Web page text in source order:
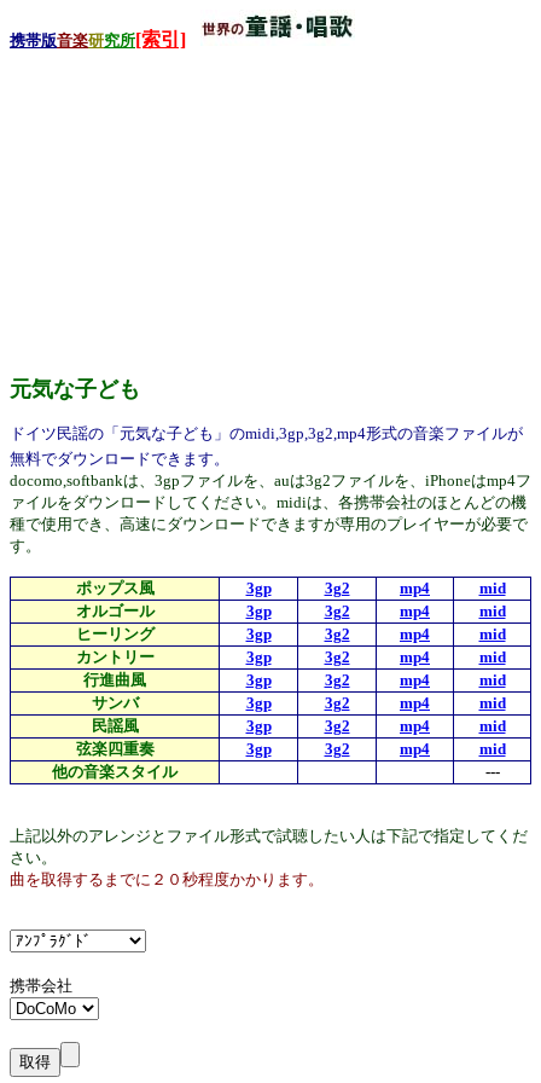
携帯版音楽研究所[索引]
元気な子ども
ドイツ民謡の「元気な子ども」のmidi,3gp,3g2,mp4形式の音楽ファイルが
無料でダウンロードできます。
docomo,softbankは、3gpファイルを、auは3g2ファイルを、iPhoneはmp4フ
ァイルをダウンロードしてください。midiは、各携帯会社のほとんどの機
種で使用でき、高速にダウンロードできますが専用のプレイヤーが必要で
す。
ポップス風 3gp 3g2 mp4
mid
オルゴール
3gp 3g2 mp4
mid
ヒーリング
3gp 3g2 mp4
mid
カントリー
3gp 3g2 mp4
mid
行進曲風
3gp 3g2 mp4
mid
サンバ
3gp 3g2 mp4
mid
民謡風
3gp 3g2 mp4
mid
弦楽四重奏
3gp 3g2 mp4
mid
他の音楽スタイル
---
上記以外のアレンジとファイル形式で試聴したい人は下記で指定してくだ
さい。
曲を取得するまでに２０秒程度かかります。
携帯会社